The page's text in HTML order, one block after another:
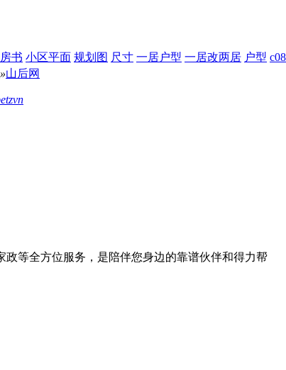
书 小区平面 规划图 尺寸 一居户型 一居改两居 户型
»山后网
等全方位服务，是陪伴您身边的靠谱伙伴和得力帮